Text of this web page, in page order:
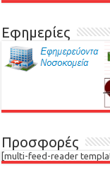
Εφημερίες
Προσφορές
[multi-feed-reader